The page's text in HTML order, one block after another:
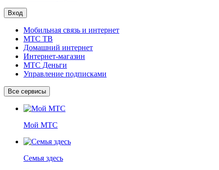
Вход
Мобильная связь и интернет
МТС ТВ
Домашний интернет
Интернет-магазин
МТС Деньги
Управление подписками
Все сервисы
Мой МТС
Семья здесь